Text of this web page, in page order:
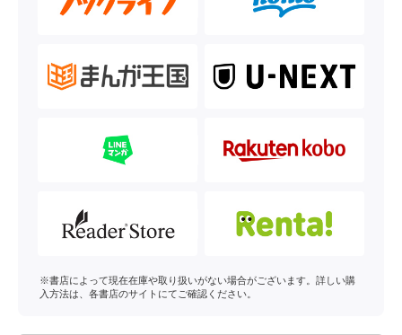
※書店によって現在在庫や取り扱いがない場合がございます。詳しい購
入方法は、各書店のサイトにてご確認ください。